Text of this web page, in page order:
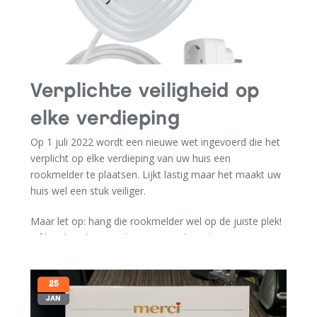
Verplichte veiligheid op
elke verdieping
Op 1 juli 2022 wordt een nieuwe wet ingevoerd die het
verplicht op elke verdieping van uw huis een
rookmelder te plaatsen. Lijkt lastig maar het maakt uw
huis wel een stuk veiliger.
Maar let op: hang die rookmelder wel op de juiste plek!
Of laat het de specialisten van Belgas doen. Zij weten
rookmelder meteen voor u. En als u wilt zorgen wij
meteen voor een superveilige CO melder!
25
JAN